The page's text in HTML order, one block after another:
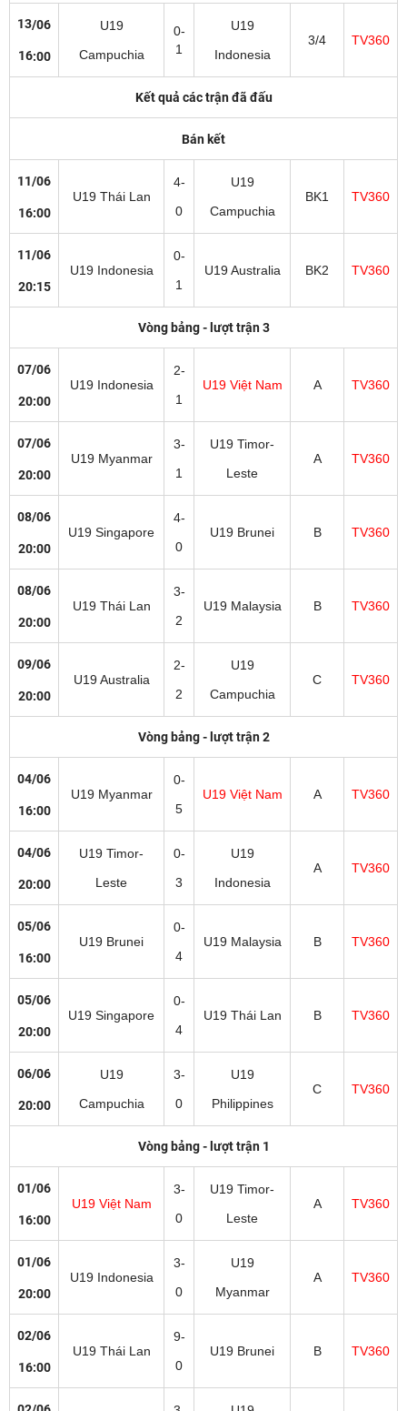
13/06
16:00
U19
Campuchia
0-
1
U19
Indonesia
3/4 TV360
Kết quả các trận đã đấu
Bán kết
11/06
16:00
U19 Thái Lan
4-
0
U19
Campuchia
BK1 TV360
11/06
20:15
U19 Indonesia
0-
1
U19 Australia BK2 TV360
Vòng bảng - lượt trận 3
07/06
20:00
U19 Indonesia
2-
1
U19 Việt Nam A TV360
07/06
20:00
U19 Myanmar
3-
1
U19 Timor-
Leste
A TV360
08/06
20:00
U19 Singapore
4-
0
U19 Brunei B TV360
08/06
20:00
U19 Thái Lan
3-
2
U19 Malaysia B TV360
09/06
20:00
U19 Australia
2-
2
U19
Campuchia
C TV360
Vòng bảng - lượt trận 2
04/06
16:00
U19 Myanmar
0-
5
U19 Việt Nam A TV360
04/06
20:00
U19 Timor-
Leste
0-
3
U19
Indonesia
A TV360
05/06
16:00
U19 Brunei
0-
4
U19 Malaysia B TV360
05/06
20:00
U19 Singapore
0-
4
U19 Thái Lan B TV360
06/06
20:00
U19
Campuchia
3-
0
U19
Philippines
C TV360
Vòng bảng - lượt trận 1
01/06
16:00
U19 Việt Nam
3-
0
U19 Timor-
Leste
A TV360
01/06
20:00
U19 Indonesia
3-
0
U19
Myanmar
A TV360
02/06
16:00
U19 Thái Lan
9-
0
U19 Brunei B TV360